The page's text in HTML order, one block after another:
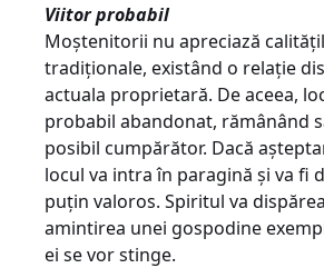
Viitor probabil
Moştenitorii nu apreciază
tradiţionale, existând o relaţie
actuala proprietară. De aceea,
probabil abandonat, rămânând
posibil cumpărător. Dacă
locul va intra în paragină şi va fi
puţin valoros. Spiritul va
amintirea unei gospodine
ei se vor stinge.